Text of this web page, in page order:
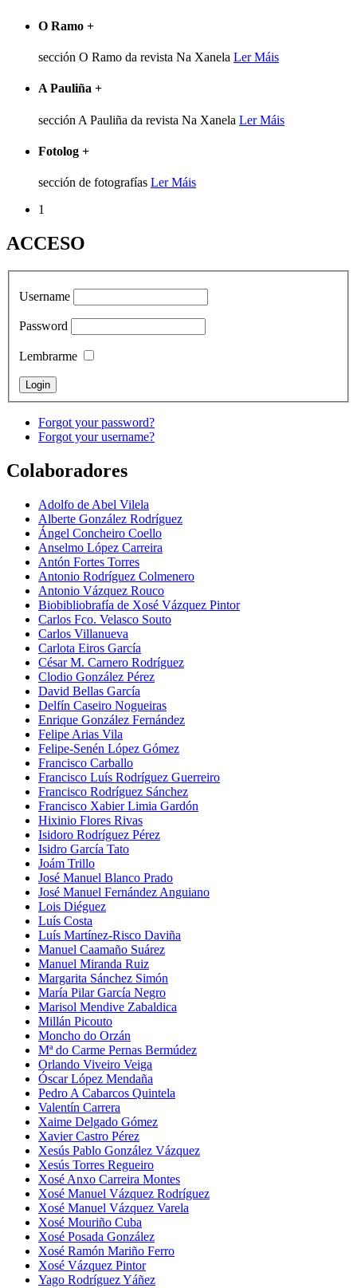
O Ramo +
sección O Ramo da revista Na Xanela Ler Máis
A Pauliña +
sección A Pauliña da revista Na Xanela Ler Máis
Fotolog +
sección de fotografías Ler Máis
1
ACCESO
Username
Password
Lembrarme
Forgot your password?
Forgot your username?
Colaboradores
Adolfo de Abel Vilela
Alberte González Rodríguez
Ángel Concheiro Coello
Anselmo López Carreira
Antón Fortes Torres
Antonio Rodríguez Colmenero
Antonio Vázquez Rouco
Biobibliobrafía de Xosé Vázquez Pintor
Carlos Fco. Velasco Souto
Carlos Villanueva
Carlota Eiros García
César M. Carnero Rodríguez
Clodio González Pérez
David Bellas García
Delfín Caseiro Nogueiras
Enrique González Fernández
Felipe Arias Vila
Felipe-Senén López Gómez
Francisco Carballo
Francisco Luís Rodríguez Guerreiro
Francisco Rodríguez Sánchez
Francisco Xabier Limia Gardón
Hixinio Flores Rivas
Isidoro Rodríguez Pérez
Isidro García Tato
Joám Trillo
José Manuel Blanco Prado
José Manuel Fernández Anguiano
Lois Diéguez
Luís Costa
Luís Martínez-Risco Daviña
Manuel Caamaño Suárez
Manuel Miranda Ruiz
Margarita Sánchez Simón
María Pilar García Negro
Marisol Mendive Zabaldica
Millán Picouto
Moncho do Orzán
Mª do Carme Pernas Bermúdez
Orlando Viveiro Veiga
Óscar López Mendaña
Pedro A Cabarcos Quintela
Valentín Carrera
Xaime Delgado Gómez
Xavier Castro Pérez
Xesús Pablo González Vázquez
Xesús Torres Regueiro
Xosé Anxo Carreira Montes
Xosé Manuel Vázquez Rodríguez
Xosé Manuel Vázquez Varela
Xosé Mouriño Cuba
Xosé Posada González
Xosé Ramón Mariño Ferro
Xosé Vázquez Pintor
Yago Rodríguez Yáñez